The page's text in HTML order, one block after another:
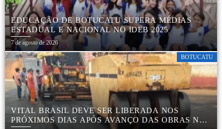
EDUCAÇÃO DE BOTUCATU SUPERA MÉDIAS
ESTADUAL E NACIONAL NO IDEB 2025
7 de agosto de 2026
BOTUCATU
VITAL BRASIL DEVE SER LIBERADA NOS
PRÓXIMOS DIAS APÓS AVANÇO DAS OBRAS NA